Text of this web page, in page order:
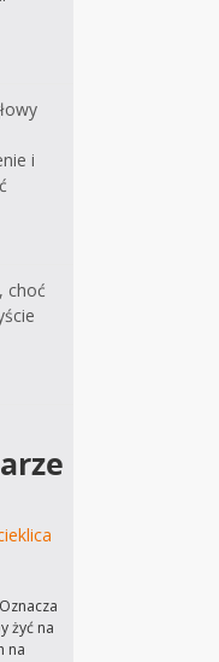
i
choć
żyć na
na